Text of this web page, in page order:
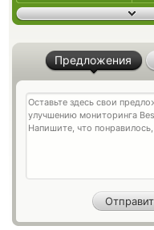
Предложения